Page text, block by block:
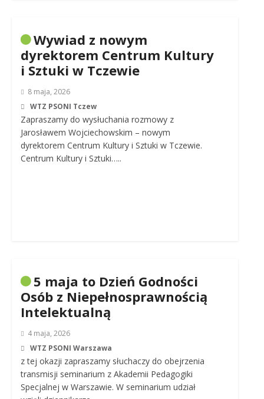
Wywiad z nowym
dyrektorem Centrum Kultury
i Sztuki w Tczewie
8 maja, 2026
WTZ PSONI Tczew
Zapraszamy do wysłuchania rozmowy z
Jarosławem Wojciechowskim – nowym
dyrektorem Centrum Kultury i Sztuki w Tczewie.
Centrum Kultury i Sztuki…..
5 maja to Dzień Godności
Osób z Niepełnosprawnością
Intelektualną
4 maja, 2026
WTZ PSONI Warszawa
z tej okazji zapraszamy słuchaczy do obejrzenia
transmisji seminarium z Akademii Pedagogiki
Specjalnej w Warszawie. W seminarium udział